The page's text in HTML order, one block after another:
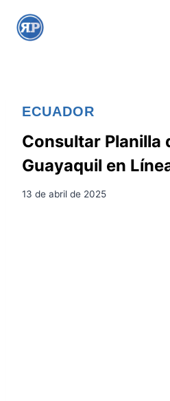
ECUADOR
Consultar Planilla
Guayaquil en
13 de abril de 2025